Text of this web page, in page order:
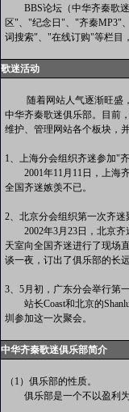
BBS论坛（中华齐秦歌迷
区"、"纪念日"、"齐秦MP3"
词搜索"、"在线订购"等栏目
歌迷活动
随着网站人气逐渐旺盛，
中华齐秦歌迷俱乐部。目前
维护、管理网站各个板块，
1、上海分会组织齐迷参加"
2001年11月11日，上海齐
全国齐迷嫉羡不已。
2、北京分会组织第一次齐迷
2002年3月23日，北京齐
天室向全国齐迷进行了现场
谈一夜，订出了俱乐部的长
3、5月初，广东分会举行第
站长Coast和北京的
圳参加这一次聚会。
中华齐秦歌迷俱乐部简介
（1）俱乐部的性质。
俱乐部是一个不以盈利为